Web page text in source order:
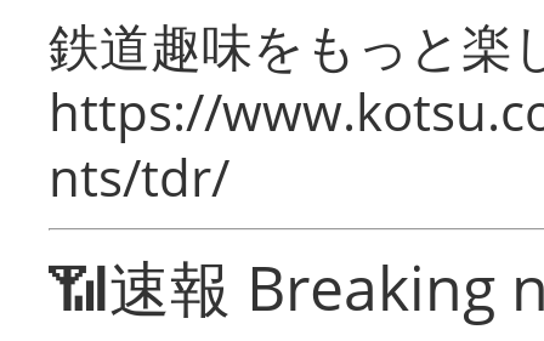
鉄道趣味をもっと楽
https://
nts/tdr/
📶速報 Breaking